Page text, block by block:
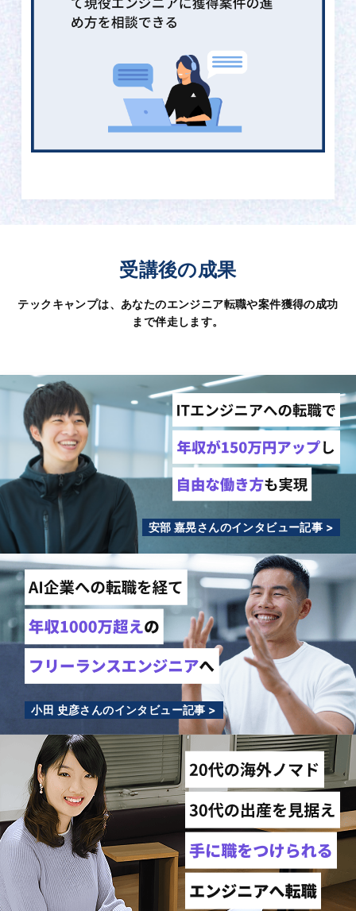
受講後の成果
テックキャンプは、あなたのエンジニア転職や案件獲得の成功
まで伴走します。
安部 嘉晃さんのインタビュー記事 >
小田 史彦さんのインタビュー記事 >